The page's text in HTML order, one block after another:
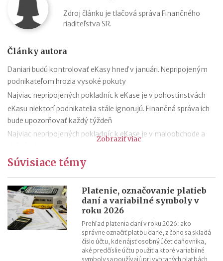
Zdroj článku je tlačová správa Finančného
riaditeľstva SR.
Články autora
Daniari budú kontrolovať eKasy hneď v januári. Nepripojeným
podnikateľom hrozia vysoké pokuty
Najviac nepripojených pokladníc k eKase je v pohostinstvách
eKasu niektorí podnikatelia stále ignorujú. Finančná správa ich
bude upozorňovať každý týždeň
Najviac nepripojených pokladníc k eKase je v maloobchode a
80 tisíc pokladníc ešte nie je pripojených na ekasu, najviac z
50-tisíc podnikateľom, ktorí nemajú ekasu finančná správa
pošle upozornenia
Takmer tretina maloobchodníkov ešte nemá eKasu
Finančná správa kontroluje pokladnice aj rekreačné príspevky
Zavedenie eKasy sa odkladá do januára 2020
TAXANA – chatbot, ktorý bude radiť daňovníkom
Zobraziť viac
Súvisiace témy
Platenie, označovanie platieb
daní a variabilné symboly v
roku 2026
Prehľad platenia daní v roku 2026: ako
správne označiť platbu dane, z čoho sa skladá
číslo účtu, kde nájsť osobný účet daňovníka,
aké predčíslie účtu použiť a ktoré variabilné
symboly sa používajú pri vybraných platbách